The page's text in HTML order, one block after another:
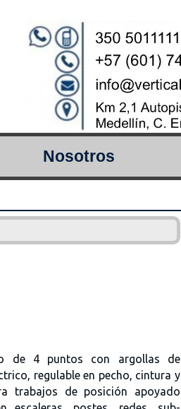
de 4 puntos con argollas de
regulable en pecho, cintura y
trabajos de posición apoyado
Nosotros